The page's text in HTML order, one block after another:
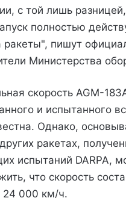
с той лишь
полностью
ракеты", пишут
Министерства
скорость AGM-
и испытанного
Однако,
ракетах,
испытаний DARPA,
что скорость
24 000 км/ч.